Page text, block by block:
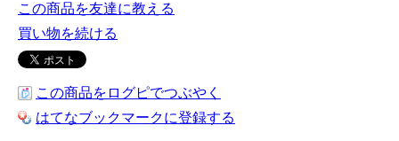
この商品を友達に教える
買い物を続ける
この商品をログピでつぶやく
はてなブックマークに登録する